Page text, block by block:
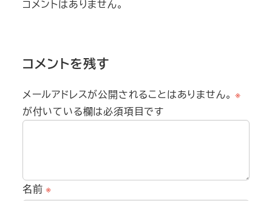
コメントはありません。
コメントを残す
メールアドレスが公開されることはありません。 ※
が付いている欄は必須項目です
名前※